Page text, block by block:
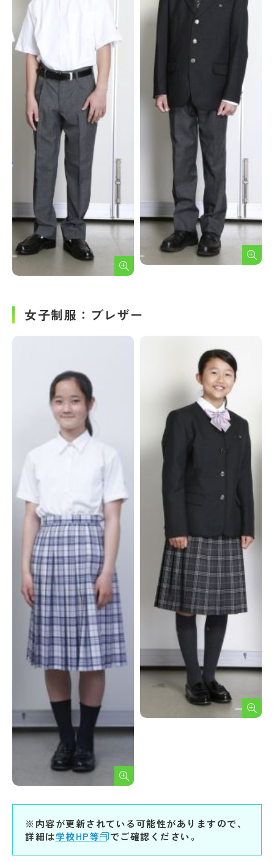
女子制服：ブレザー
※内容が更新されている可能性がありますので、
詳細は学校HP等 でご確認ください。